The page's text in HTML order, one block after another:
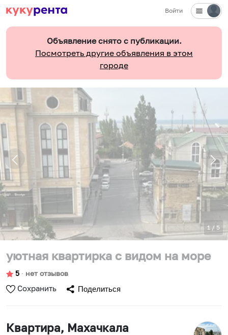
Войти
Объявление снято с публикации.
Посмотреть другие объявления в этом
городе
1 / 5
уютная квартирка с видом на море
5 ∙ нет отзывов
Сохранить Поделиться
Квартира, Махачкала